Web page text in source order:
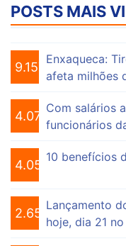
POSTS MAIS
9.157
Enxaqueca:
afeta milhões
4.076
Com salários
funcionários
4.056
10 benefícios
2.656
Lançamento
hoje, dia 21